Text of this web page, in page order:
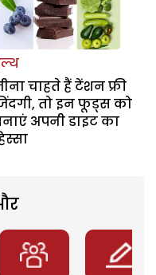
चाहते हैं टेंशन फ्री
तो इन फूड्स को
अपनी डाइट का